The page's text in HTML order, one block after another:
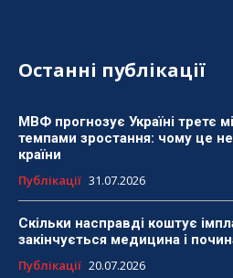
Останні публікації
МВФ прогнозує Україні третє
темпами зростання: чому це
країни
Публікації 31.07.2026
Скільки насправді коштує
закінчується медицина і
Публікації 20.07.2026